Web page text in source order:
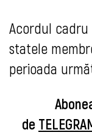
Acordul
statele
perioada
de